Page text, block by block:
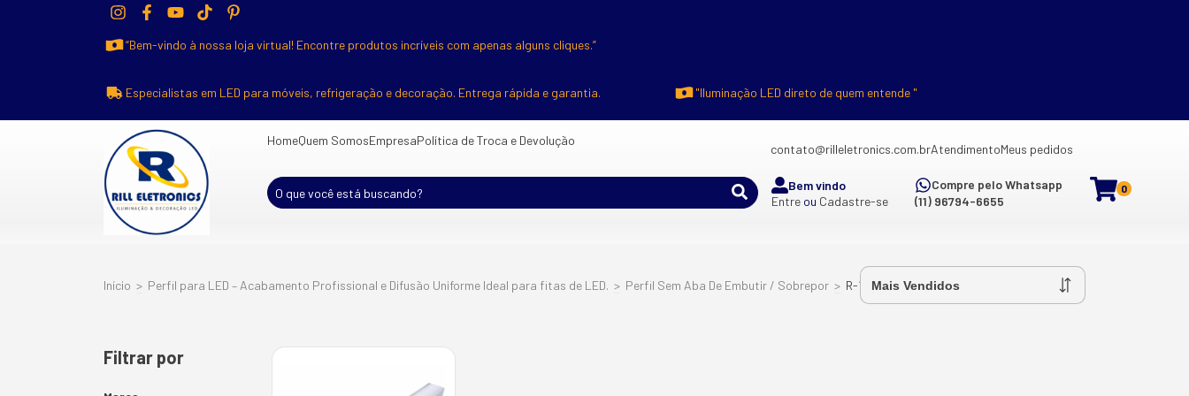
“Bem-vindo à nossa loja virtual! Encontre produtos incríveis com apenas alguns cliques.”
Especialistas em LED para móveis, refrigeração e decoração. Entrega rápida e garantia. "Iluminação LED direto de quem entende "
HomeQuem SomosEmpresaPolítica de Troca e Devolução
contato@rilleletronics.com.brAtendimentoMeus pedidos
Bem vindo
Entre ou Cadastre-se
Compre pelo Whatsapp
(11) 96794-6655
0
Início > Perfil para LED – Acabamento Profissional e Difusão Uniforme Ideal para fitas de LED. > Perfil Sem Aba De Embutir / Sobrepor > R-10
Filtrar por